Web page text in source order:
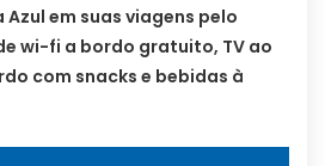
em suas viagens pelo
wi-fi a bordo gratuito, TV ao
com snacks e bebidas à